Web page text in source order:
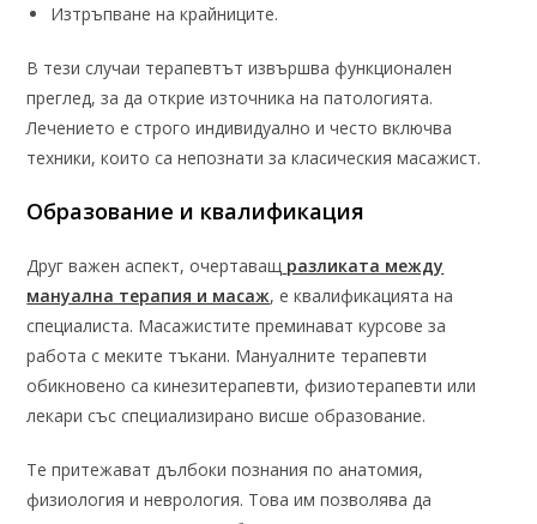
Изтръпване на крайниците.
В тези случаи терапевтът извършва функционален
преглед, за да открие източника на патологията.
Лечението е строго индивидуално и често включва
техники, които са непознати за класическия масажист.
Образование и квалификация
Друг важен аспект, очертаващ разликата между
мануална терапия и масаж, е квалификацията на
специалиста. Масажистите преминават курсове за
работа с меките тъкани. Мануалните терапевти
обикновено са кинезитерапевти, физиотерапевти или
лекари със специализирано висше образование.
Те притежават дълбоки познания по анатомия,
физиология и неврология. Това им позволява да